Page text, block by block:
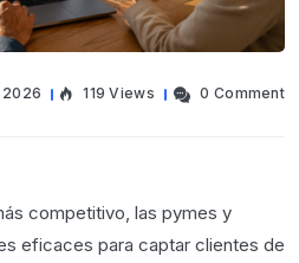
2026 119 Views 0 Comment
competitivo, las pymes y
eficaces para captar clientes de